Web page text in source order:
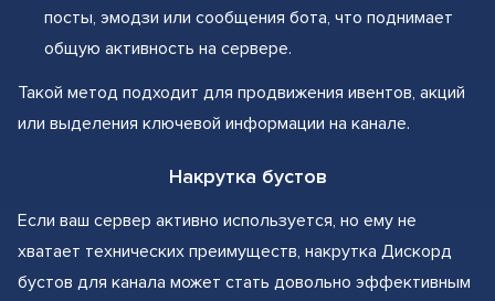
посты, эмодзи или сообщения бота, что поднимает
общую активность на сервере.
Такой метод подходит для продвижения ивентов, акций
или выделения ключевой информации на канале.
Накрутка бустов
Если ваш сервер активно используется, но ему не
хватает технических преимуществ, накрутка Дискорд
бустов для канала может стать довольно эффективным